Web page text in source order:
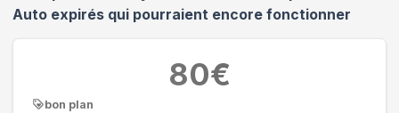
Auto expirés qui pourraient encore fonctionner
bon plan
80€